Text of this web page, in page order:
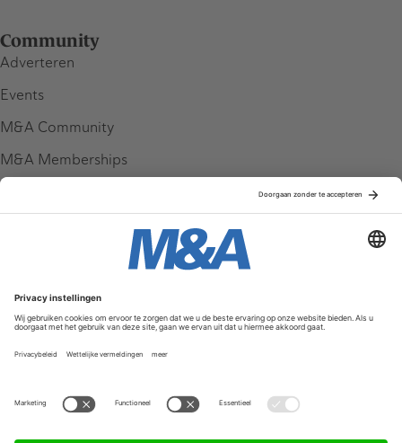
Community
Adverteren
Events
M&A Community
M&A Memberships
Service & Contact
Contact
FAQ
Werken bij ons